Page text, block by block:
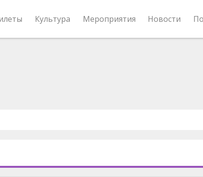
Культура Мероприятия Новости